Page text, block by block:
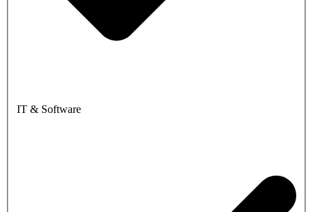
IT & Software